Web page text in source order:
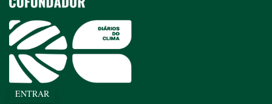
ENTRAR